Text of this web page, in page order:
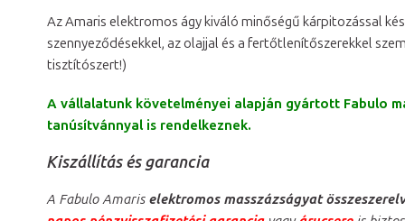
Az Amaris elektromos ágy kiváló minőségű kárpitozással
szennyeződésekkel, az olajjal és a fertőtlenítőszerekkel
tisztítószert!)
A vállalatunk követelményei alapján gyártott Fabulo
tanúsítvánnyal is rendelkeznek.
Kiszállítás és garancia
A Fabulo Amaris elektromos masszázságyat